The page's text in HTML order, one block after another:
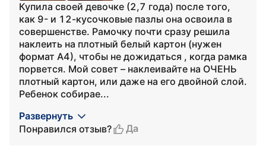
Купила своей девочке (2,7 года) после того,
как 9- и 12-кусочковые пазлы она освоила в
совершенстве. Рамочку почти сразу решила
наклеить на плотный белый картон (нужен
формат А4), чтобы не дожидаться , когда рамка
порвется. Мой совет – наклеивайте на ОЧЕНЬ
плотный картон, или даже на его двойной слой.
Ребенок собирае...
Развернуть
Понравился отзыв?
Да